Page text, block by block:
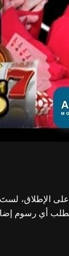
على الإطلاق، لستَ